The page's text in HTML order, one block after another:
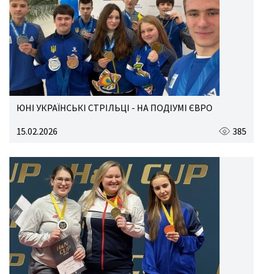
ЮНІ УКРАЇНСЬКІ СТРІЛЬЦІ - НА ПОДІУМІ ЄВРО
15.02.2026
385